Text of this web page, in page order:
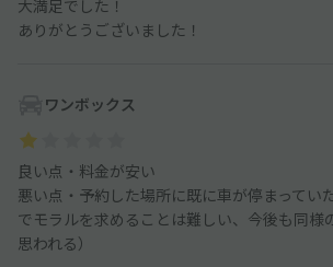
大満足でした！
ありがとうございました！
ワンボックス
良い点・料金が安い
悪い点・予約した場所に既に車が停まってい
でモラルを求めることは難しい、今後も同様
思われる）